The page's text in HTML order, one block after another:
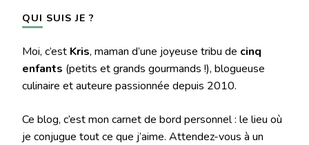
QUI SUIS JE ?
Moi, c’est Kris, maman d’une joyeuse tribu de cinq
enfants (petits et grands gourmands !), blogueuse
culinaire et auteure passionnée depuis 2010.
Ce blog, c’est mon carnet de bord personnel : le lieu où
je conjugue tout ce que j’aime. Attendez-vous à un